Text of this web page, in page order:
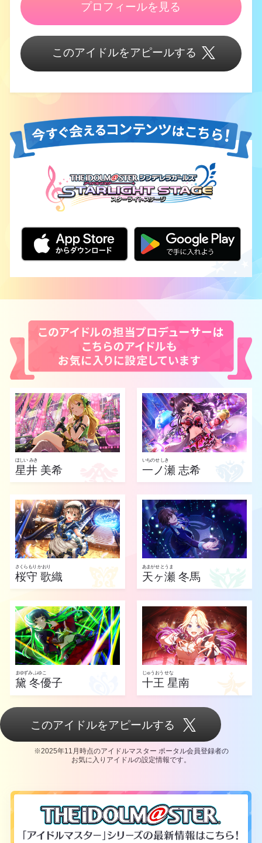
プロフィールを見る
このアイドルをアピールする
ほしい みき
星井 美希
いちのせ しき
一ノ瀬 志希
さくらもり かおり
桜守 歌織
あまがせ とうま
天ヶ瀬 冬馬
まゆずみ ふゆこ
黛 冬優子
じゅうおう せな
十王 星南
このアイドルをアピールする
※2025年11月時点のアイドルマスター ポータル会員登録者の
お気に入りアイドルの設定情報です。